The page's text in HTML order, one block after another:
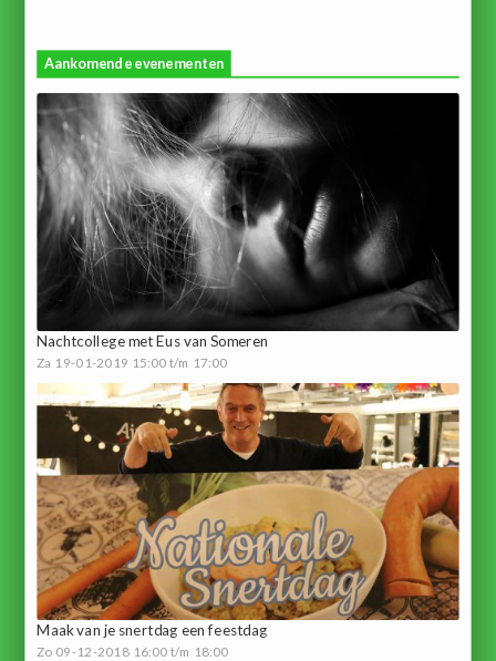
Aankomende evenementen
Nachtcollege met Eus van Someren
Za 19-01-2019 15:00 t/m 17:00
Maak van je snertdag een feestdag
Zo 09-12-2018 16:00 t/m 18:00